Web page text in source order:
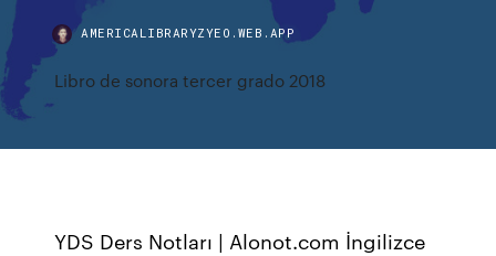
AMERICALIBRARYZYEO.WEB.APP
Libro de sonora tercer grado 2018
YDS Ders Notları | Alonot.com İngilizce